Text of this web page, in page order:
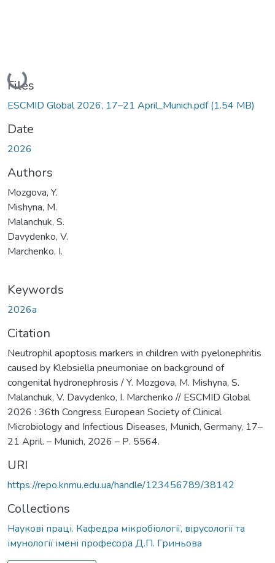
Loading...
Files
ESCMID Global 2026, 17–21 April_Munich.pdf(1.54 MB)
Date
2026
Authors
Mozgova, Y.
Mishyna, M.
Malanchuk, S.
Davydenko, V.
Marchenko, I.
Keywords
2026а
Citation
Neutrophil apoptosis markers in children with pyelonephritis
caused by Klebsiella pneumoniae on background of
congenital hydronephrosis / Y. Mozgova, M. Mishyna, S.
Malanchuk, V. Davydenko, I. Marchenko // ESCMID Global
2026 : 36th Congress European Society of Clinical
Microbiology and Infectious Diseases, Munich, Germany, 17–
21 April. – Munich, 2026 – Р. 5564.
URI
https://repo.knmu.edu.ua/handle/123456789/38142
Collections
Наукові праці. Кафедра мікробіології, вірусології та
імунології імені професора Д.П. Гриньова